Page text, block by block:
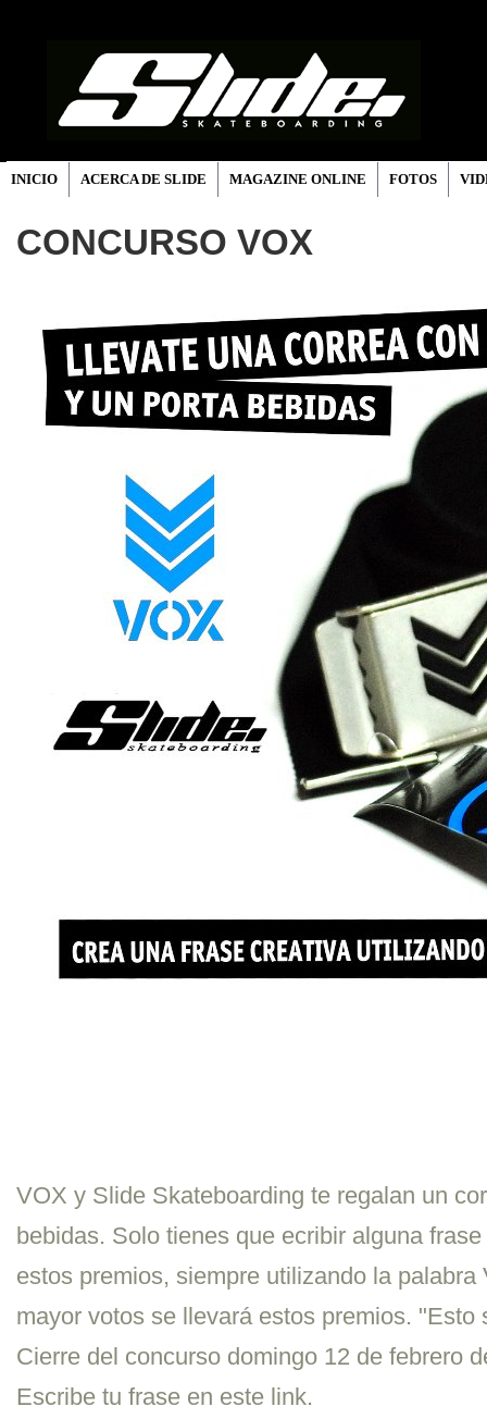
INICIO ACERCA DE SLIDE MAGAZINE ONLINE FOTOS
CONCURSO VOX
VOX y Slide Skateboarding te regalan un
bebidas. Solo tienes que ecribir alguna
estos premios, siempre utilizando la
mayor votos se llevará estos premios. "Esto
Cierre del concurso domingo 12 de febrero
Escribe tu frase en este link.